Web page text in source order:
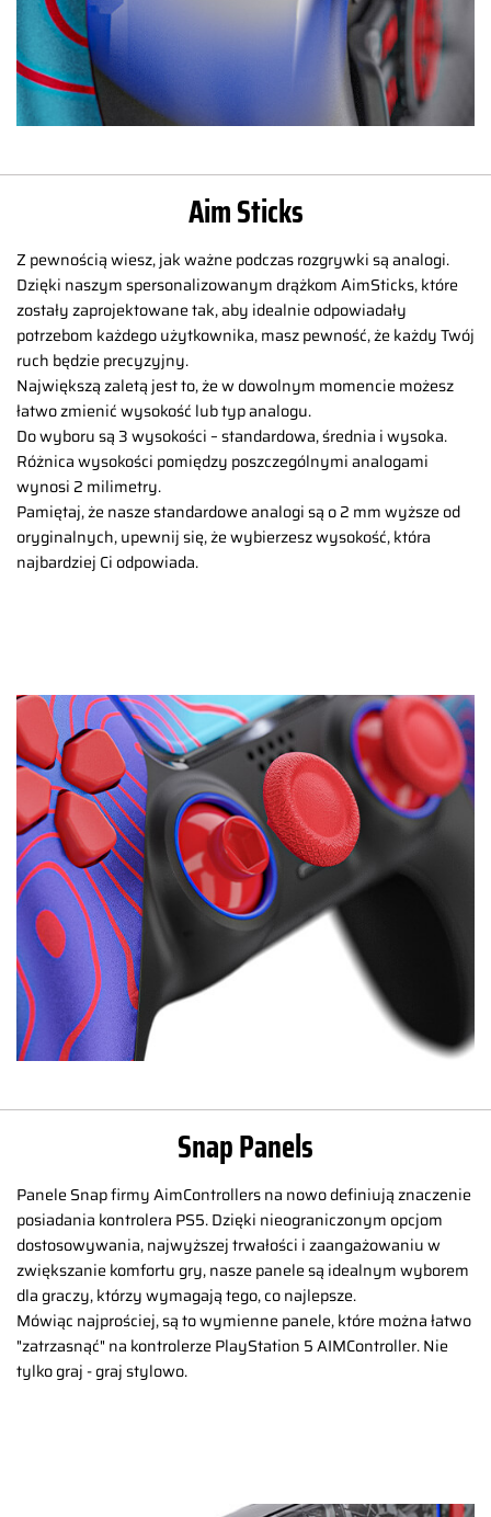
Aim Sticks
Z pewnością wiesz, jak ważne podczas rozgrywki są analogi.
Dzięki naszym spersonalizowanym drążkom AimSticks, które
zostały zaprojektowane tak, aby idealnie odpowiadały
potrzebom każdego użytkownika, masz pewność, że każdy Twój
ruch będzie precyzyjny.
Największą zaletą jest to, że w dowolnym momencie możesz
łatwo zmienić wysokość lub typ analogu.
Do wyboru są 3 wysokości – standardowa, średnia i wysoka.
Różnica wysokości pomiędzy poszczególnymi analogami
wynosi 2 milimetry.
Pamiętaj, że nasze standardowe analogi są o 2 mm wyższe od
oryginalnych, upewnij się, że wybierzesz wysokość, która
najbardziej Ci odpowiada.
Snap Panels
Panele Snap firmy AimControllers na nowo definiują znaczenie
posiadania kontrolera PS5. Dzięki nieograniczonym opcjom
dostosowywania, najwyższej trwałości i zaangażowaniu w
zwiększanie komfortu gry, nasze panele są idealnym wyborem
dla graczy, którzy wymagają tego, co najlepsze.
Mówiąc najprościej, są to wymienne panele, które można łatwo
"zatrzasnąć" na kontrolerze PlayStation 5 AIMController. Nie
tylko graj - graj stylowo.